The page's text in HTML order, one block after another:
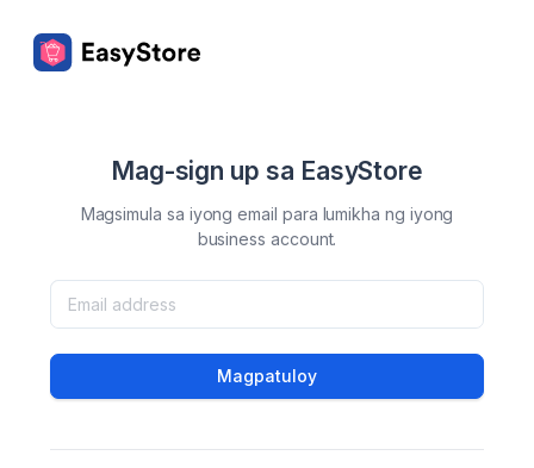
Mag-sign up sa EasyStore
Magsimula sa iyong email para lumikha ng iyong
business account.
Magpatuloy